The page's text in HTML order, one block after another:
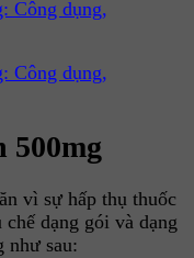
Công dụng,
Công dụng,
500mg
vì sự hấp thụ thuốc
dạng gói và dạng
như sau: